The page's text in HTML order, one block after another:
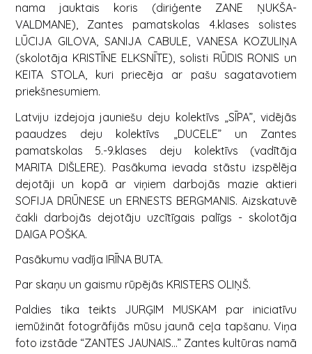
nama jauktais koris (diriģente ZANE ŅUKŠA-
VALDMANE), Zantes pamatskolas 4.klases solistes
LŪCIJA GILOVA, SANIJA CABULE, VANESA KOZULIŅA
(skolotāja KRISTĪNE ELKSNĪTE), solisti RŪDIS RONIS un
KEITA STOLA, kuri priecēja ar pašu sagatavotiem
priekšnesumiem.
Latviju izdejoja jauniešu deju kolektīvs „SĪPA”, vidējās
paaudzes deju kolektīvs „DUCELE” un Zantes
pamatskolas 5.-9.klases deju kolektīvs (vadītāja
MARITA DIŠLERE). Pasākuma ievada stāstu izspēlēja
dejotāji un kopā ar viņiem darbojās mazie aktieri
SOFIJA DRŪNESE un ERNESTS BERGMANIS. Aizskatuvē
čakli darbojās dejotāju uzcītīgais palīgs - skolotāja
DAIGA POŠKA.
Pasākumu vadīja IRĪNA BUTA.
Par skaņu un gaismu rūpējās KRISTERS OLIŅŠ.
Paldies tika teikts JURĢIM MUSKAM par iniciatīvu
iemūžināt fotogrāfijās mūsu jaunā ceļa tapšanu. Viņa
foto izstāde “ZANTES JAUNAIS…” Zantes kultūras namā